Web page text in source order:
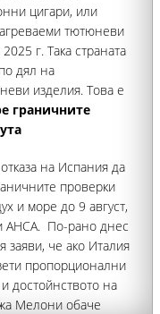
цигари, или
тютюневи
г. Така страната
дял на
изделия. Това е
граничните
на Испания да
проверки
и море до 9 август,
АНСА. По-рано днес
заяви, че ако Италия
пропорционални
достойнството на
Мелони обаче